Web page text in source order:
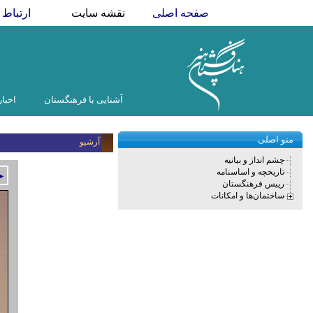
صفحه اصلی نقشه سایت
آشنایی با فرهنگستان
آرشیو منو اصلی
چشم انداز و بیانیه
تاریخچه و اساسنامه
رییس فرهنگستان
ساختمان‌ها و امکانات